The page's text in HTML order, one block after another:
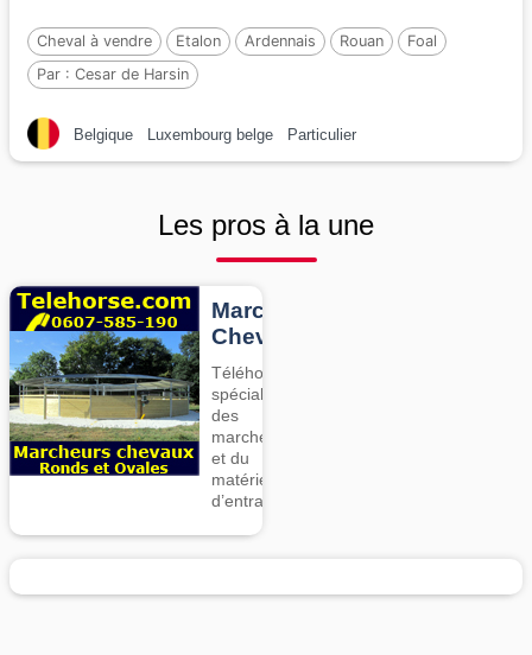
Cheval à vendre Etalon Ardennais Rouan
Foal
Par : Cesar de Harsin
Belgique Luxembourg belge Particulier
Les pros à la une
Marcheurs
Chevaux
Téléhorse,
spécialiste
des
marcheurs
et du
matériel
d’entrainement